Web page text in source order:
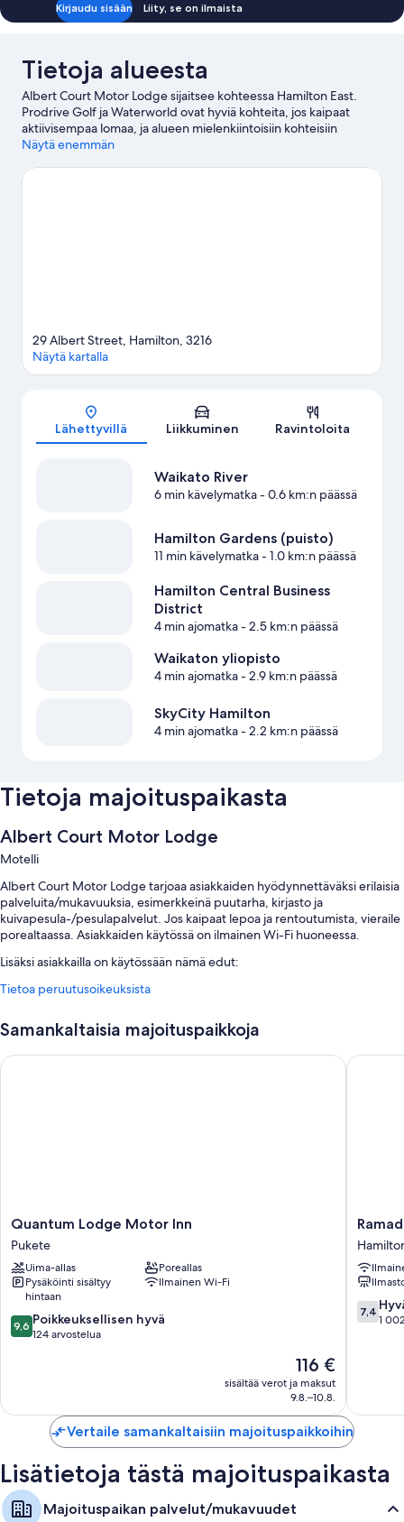
Kirjaudu sisään Liity, se on ilmaista
Tietoja alueesta
Albert Court Motor Lodge sijaitsee kohteessa Hamilton East.
Prodrive Golf ja Waterworld ovat hyviä kohteita, jos kaipaat
aktiivisempaa lomaa, ja alueen mielenkiintoisiin kohteisiin
kuuluvat Rototuna Performing Arts Centre ja Taitua Arboretum.
vierailusi aikana? Tarkista kohteiden Globox Arena ja Seddon
Näytä enemmän
Kartta
29 Albert Street, Hamilton, 3216
Näytä kartalla
Lähettyvillä Liikkuminen Ravintoloita
Waikato River
6 min kävelymatka- 0.6 km:n päässä
Hamilton Gardens (puisto)
11 min kävelymatka- 1.0 km:n päässä
Hamilton Central Business
District
4 min ajomatka- 2.5 km:n päässä
Waikaton yliopisto
4 min ajomatka- 2.9 km:n päässä
SkyCity Hamilton
4 min ajomatka- 2.2 km:n päässä
Tietoja majoituspaikasta
Albert Court Motor Lodge
Motelli
Albert Court Motor Lodge tarjoaa asiakkaiden hyödynnettäväksi erilaisia
palveluita/mukavuuksia, esimerkkeinä puutarha, kirjasto ja
kuivapesula-/pesulapalvelut. Jos kaipaat lepoa ja rentoutumista, vieraile
porealtaassa. Asiakkaiden käytössä on ilmainen Wi-Fi huoneessa.
Lisäksi asiakkailla on käytössään nämä edut:
Ilmainen omatoiminen pysäköinti
Juhlasali, concierge-palvelut ja grillejä
Asiakasarvosteluissa kehutaan vuolaasti avuliasta henkilökuntaa
hiustenkuivaajat
32-tuumainen taulutelevisio, josta löytyy kaapelikanavat
Keittonurkkaukset, mikroaaltouunit ja leivänpaahtimet
Tietoa peruutusoikeuksista
Samankaltaisia majoituspaikkoja
Quantum
Lodge
Motor
Inn
Pukete
Quantum Lodge Motor Inn
Pukete
Uima-allas
Poreallas
Pysäköinti sisältyy
hintaan
Ilmainen Wi-Fi
9.6
kautta
arvostelua
9,6 Poikkeuksellisen hyvä
124 arvostelua
Hinta
116 €
116 €
sisältää verot ja maksut
9.8.–10.8.
Quantum Lodge Motor Inn
Ramada
by
City
Center
7.4
kautta
7,4
1
Vertaile samankaltaisiin majoituspaikkoihin
Lisätietoja tästä majoituspaikasta
Majoituspaikan palvelut/mukavuudet